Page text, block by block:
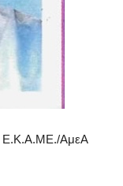
Ε.Κ.Α.ΜΕ./ΑμεΑ